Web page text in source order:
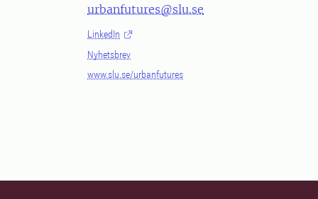
urbanfutures@slu.se
LinkedIn
Nyhetsbrev
www.slu.se/urbanfutures